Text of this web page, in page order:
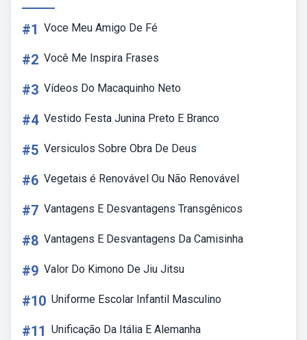
#1 Voce Meu Amigo De Fé
#2 Você Me Inspira Frases
#3 Vídeos Do Macaquinho Neto
#4 Vestido Festa Junina Preto E Branco
#5 Versiculos Sobre Obra De Deus
#6 Vegetais é Renovável Ou Não Renovável
#7 Vantagens E Desvantagens Transgênicos
#8 Vantagens E Desvantagens Da Camisinha
#9 Valor Do Kimono De Jiu Jitsu
#10 Uniforme Escolar Infantil Masculino
#11 Unificação Da Itália E Alemanha